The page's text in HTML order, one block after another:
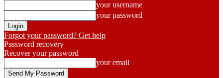
your username
your password
Forgot your password? Get help
Password recovery
Recover your password
your email